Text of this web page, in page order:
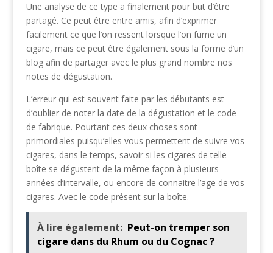
Une analyse de ce type a finalement pour but d’être
partagé. Ce peut être entre amis, afin d’exprimer
facilement ce que l’on ressent lorsque l’on fume un
cigare, mais ce peut être également sous la forme d’un
blog afin de partager avec le plus grand nombre nos
notes de dégustation.
L’erreur qui est souvent faite par les débutants est
d’oublier de noter la date de la dégustation et le code
de fabrique. Pourtant ces deux choses sont
primordiales puisqu’elles vous permettent de suivre vos
cigares, dans le temps, savoir si les cigares de telle
boîte se dégustent de la même façon à plusieurs
années d’intervalle, ou encore de connaitre l’age de vos
cigares. Avec le code présent sur la boîte.
À lire également: Peut-on tremper son
cigare dans du Rhum ou du Cognac ?